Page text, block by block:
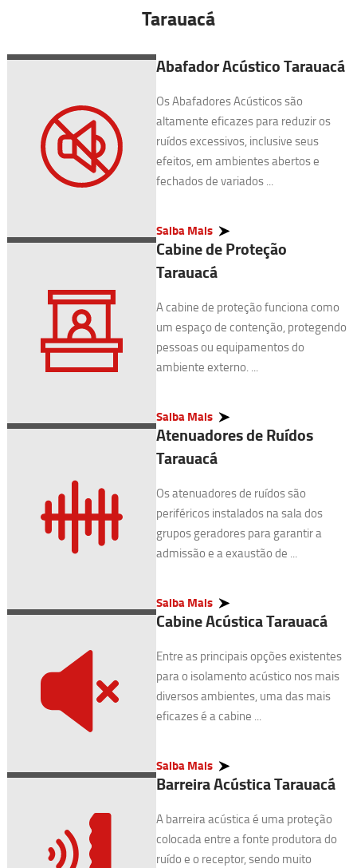
Tarauacá
Abafador Acústico Tarauacá
Os Abafadores Acústicos são
altamente eficazes para reduzir os
ruídos excessivos, inclusive seus
efeitos, em ambientes abertos e
fechados de variados ...
Saiba Mais
Cabine de Proteção
Tarauacá
A cabine de proteção funciona como
um espaço de contenção, protegendo
pessoas ou equipamentos do
ambiente externo. ...
Saiba Mais
Atenuadores de Ruídos
Tarauacá
Os atenuadores de ruídos são
periféricos instalados na sala dos
grupos geradores para garantir a
admissão e a exaustão de ...
Saiba Mais
Cabine Acústica Tarauacá
Entre as principais opções existentes
para o isolamento acústico nos mais
diversos ambientes, uma das mais
eficazes é a cabine ...
Saiba Mais
Barreira Acústica Tarauacá
A barreira acústica é uma proteção
colocada entre a fonte produtora do
ruído e o receptor, sendo muito